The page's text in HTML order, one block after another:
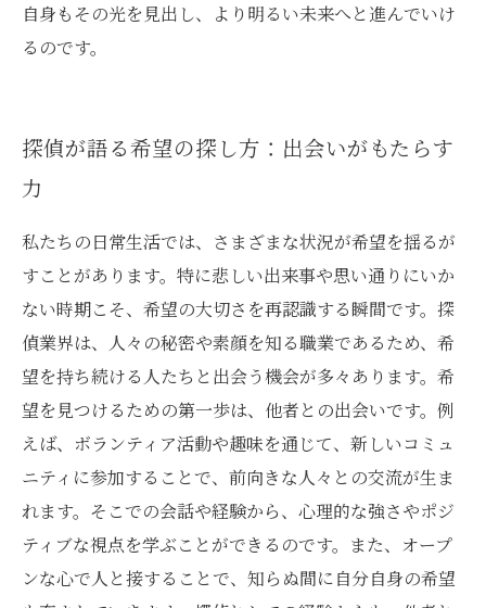
自身もその光を見出し、より明るい未来へと進んでいけ
るのです。
探偵が語る希望の探し方：出会いがもたらす
力
私たちの日常生活では、さまざまな状況が希望を揺るが
すことがあります。特に悲しい出来事や思い通りにいか
ない時期こそ、希望の大切さを再認識する瞬間です。探
偵業界は、人々の秘密や素顔を知る職業であるため、希
望を持ち続ける人たちと出会う機会が多々あります。希
望を見つけるための第一歩は、他者との出会いです。例
えば、ボランティア活動や趣味を通じて、新しいコミュ
ニティに参加することで、前向きな人々との交流が生ま
れます。そこでの会話や経験から、心理的な強さやポジ
ティブな視点を学ぶことができるのです。また、オープ
ンな心で人と接することで、知らぬ間に自分自身の希望